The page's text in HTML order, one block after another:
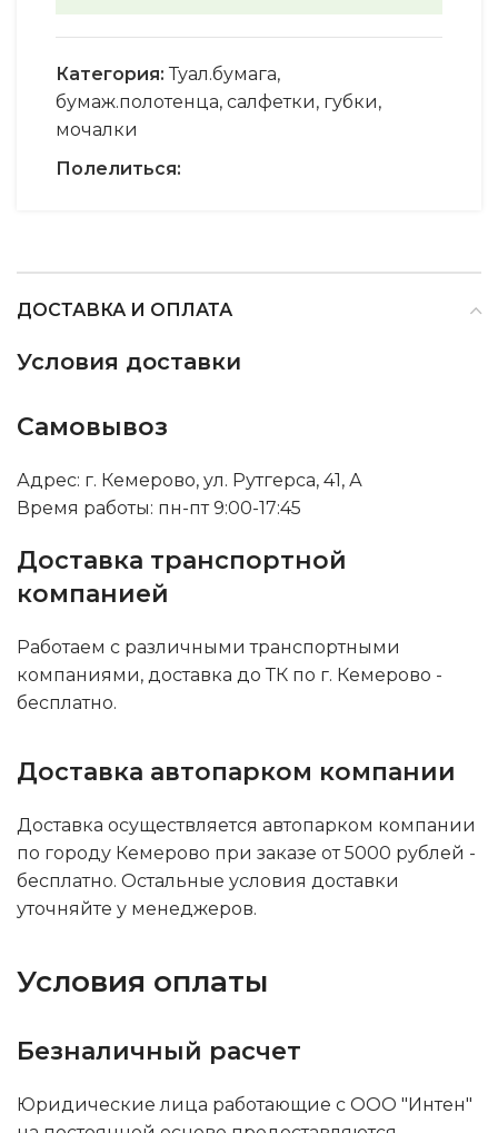
Категория: Туал.бумага,
бумаж.полотенца, салфетки, губки,
мочалки
Полелиться:
ДОСТАВКА И ОПЛАТА
Условия доставки
Самовывоз
Адрес: г. Кемерово, ул. Рутгерса, 41, А
Время работы: пн-пт 9:00-17:45
Доставка транспортной
компанией
Работаем с различными транспортными
компаниями, доставка до ТК по г. Кемерово -
бесплатно.
Доставка автопарком компании
Доставка осуществляется автопарком компании
по городу Кемерово при заказе от 5000 рублей -
бесплатно. Остальные условия доставки
уточняйте у менеджеров.
Условия оплаты
Безналичный расчет
Юридические лица работающие с ООО "Интен"